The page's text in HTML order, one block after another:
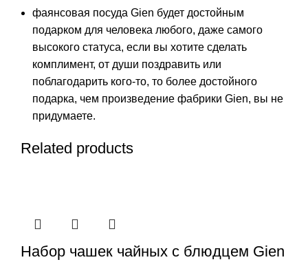
фаянсовая посуда Gien будет достойным
подарком для человека любого, даже самого
высокого статуса, если вы хотите сделать
комплимент, от души поздравить или
поблагодарить кого-то, то более достойного
подарка, чем произведение фабрики Gien, вы не
придумаете.
Related products
Набор чашек чайных с блюдцем Gien